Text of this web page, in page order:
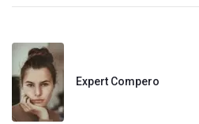
Expert Compero